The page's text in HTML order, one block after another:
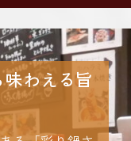
わえる旨